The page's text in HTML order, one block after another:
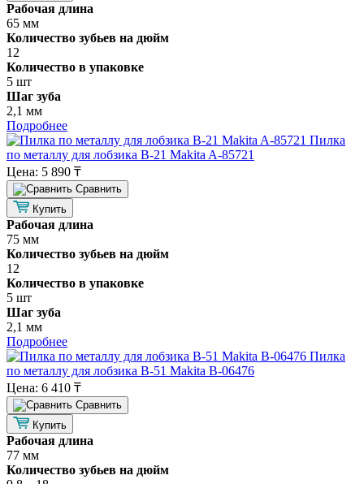
Рабочая длина
65 мм
Количество зубьев на дюйм
12
Количество в упаковке
5 шт
Шаг зуба
2,1 мм
Подробнее
Пилка
по металлу для лобзика B-21 Makita A-85721
Цена: 5 890 ₸
Cравнить
Купить
Рабочая длина
75 мм
Количество зубьев на дюйм
12
Количество в упаковке
5 шт
Шаг зуба
2,1 мм
Подробнее
Пилка
по металлу для лобзика B-51 Makita B-06476
Цена: 6 410 ₸
Cравнить
Купить
Рабочая длина
77 мм
Количество зубьев на дюйм